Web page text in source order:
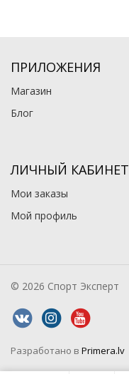
ПРИЛОЖЕНИЯ
Магазин
Блог
ЛИЧНЫЙ КАБИНЕТ
Мои заказы
Мой профиль
© 2026 Спорт Эксперт
Разработано в Primera.lv